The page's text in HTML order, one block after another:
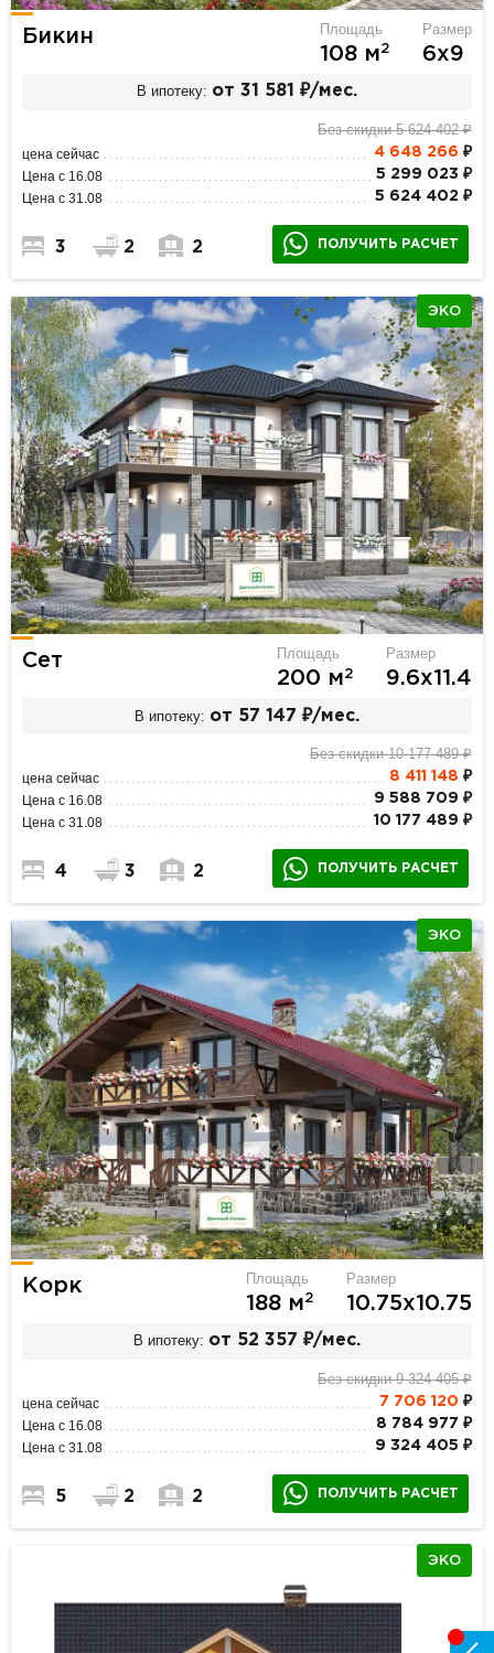
Бикин Площадь
108 м2
Размер
6х9
В ипотеку: от 31 581 ₽/мес.
Без скидки 5 624 402 ₽
цена сейчас 4 648 266 ₽
Цена с 16.08 5 299 023 ₽
Цена с 31.08 5 624 402 ₽
3 2 2 ПОЛУЧИТЬ РАСЧЕТ
ЭКО
Сет Площадь
200 м2
Размер
9.6х11.4
В ипотеку: от 57 147 ₽/мес.
Без скидки 10 177 489 ₽
цена сейчас 8 411 148 ₽
Цена с 16.08 9 588 709 ₽
Цена с 31.08 10 177 489 ₽
4 3 2 ПОЛУЧИТЬ РАСЧЕТ
ЭКО
Корк Площадь
188 м2
Размер
10.75х10.75
В ипотеку: от 52 357 ₽/мес.
Без скидки 9 324 405 ₽
цена сейчас 7 706 120 ₽
Цена с 16.08 8 784 977 ₽
Цена с 31.08 9 324 405 ₽
5 2 2 ПОЛУЧИТЬ РАСЧЕТ
ЭКО